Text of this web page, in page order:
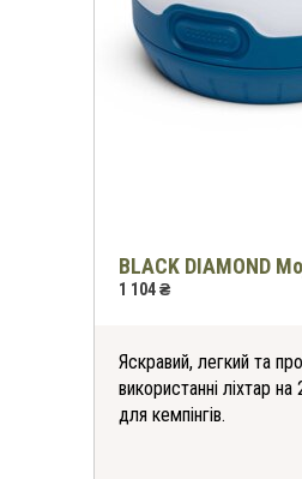
BLACK DIAMOND
1 104 ₴
Яскравий, легкий та
використанні ліхтар
для кемпінгів.